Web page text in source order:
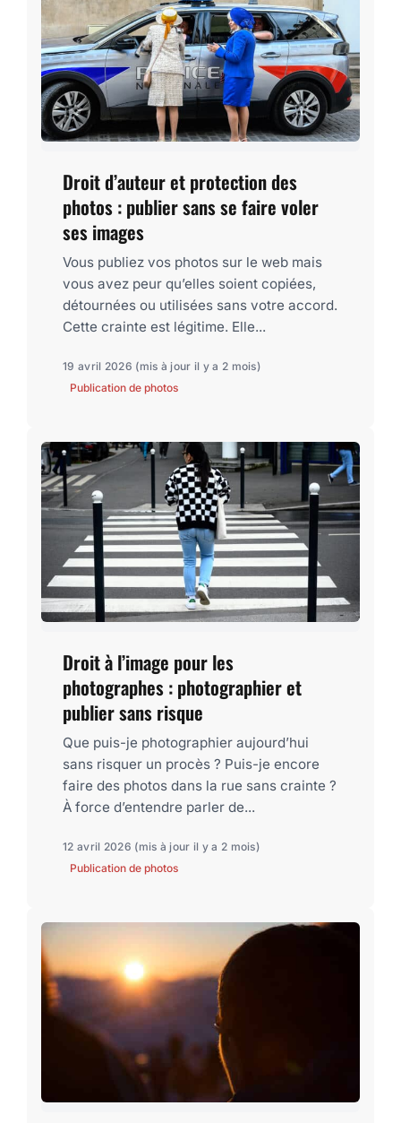
Droit d’auteur et protection des
photos : publier sans se faire voler
ses images
Vous publiez vos photos sur le web mais
vous avez peur qu’elles soient copiées,
détournées ou utilisées sans votre accord.
Cette crainte est légitime. Elle...
19 avril 2026 (mis à jour il y a 2 mois)
Publication de photos
Droit à l’image pour les
photographes : photographier et
publier sans risque
Que puis-je photographier aujourd’hui
sans risquer un procès ? Puis-je encore
faire des photos dans la rue sans crainte ?
À force d’entendre parler de...
12 avril 2026 (mis à jour il y a 2 mois)
Publication de photos